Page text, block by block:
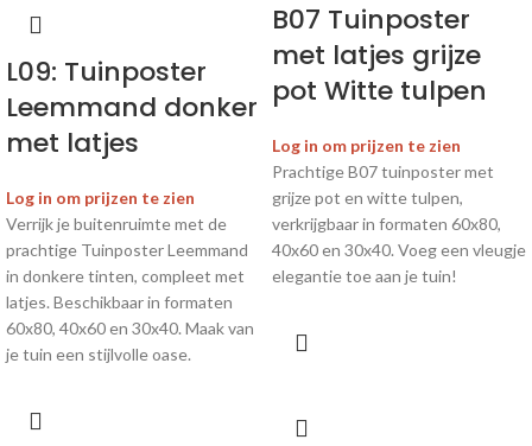
L09: Tuinposter
Leemmand donker
met latjes
Log in om prijzen te zien
Verrijk je buitenruimte met de
prachtige Tuinposter Leemmand
in donkere tinten, compleet met
latjes. Beschikbaar in formaten
60x80, 40x60 en 30x40. Maak van
je tuin een stijlvolle oase.
B07 Tuinposter
met latjes grijze
pot Witte tulpen
Log in om prijzen te zien
Prachtige B07 tuinposter met
grijze pot en witte tulpen,
verkrijgbaar in formaten 60x80,
40x60 en 30x40. Voeg een vleugje
elegantie toe aan je tuin!